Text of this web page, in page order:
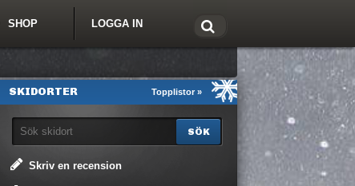
LOGGA IN
SHOP
Topplistor »
SKIDORTER
Skriv en recension